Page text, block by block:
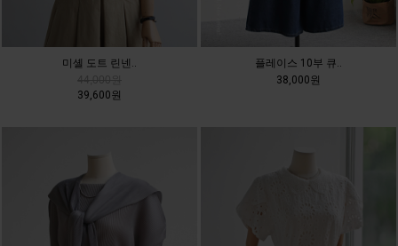
미셸 도트 린넨..
39,600원
플레이스 10부 큐..
38,000원